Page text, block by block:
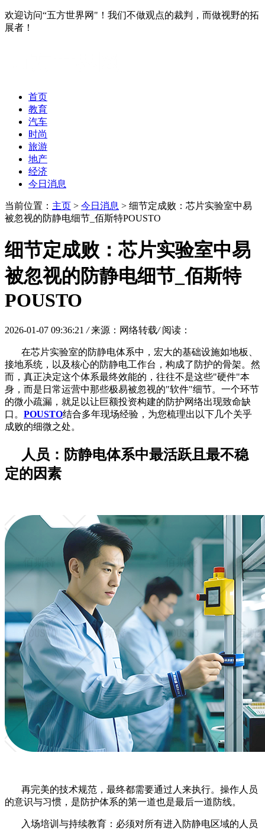
欢迎访问“五方世界网"！我们不做观点的裁判，而做视野的拓
展者！
首页
教育
汽车
时尚
旅游
地产
经济
今日消息
当前位置： 主页 > 今日消息 > 细节定成败：芯片实验室中易
被忽视的防静电细节_佰斯特POUSTO
细节定成败：芯片实验室中易
被忽视的防静电细节_佰斯特
POUSTO
2026-01-07 09:36:21 / 来源：网络转载/ 阅读：
在芯片实验室的防静电体系中，宏大的基础设施如地板、
接地系统，以及核心的防静电工作台，构成了防护的骨架。然
而，真正决定这个体系最终效能的，往往不是这些"硬件"本
身，而是日常运营中那些极易被忽视的"软件"细节。一个环节
的微小疏漏，就足以让巨额投资构建的防护网络出现致命缺
口。 POUSTO结合多年现场经验，为您梳理出以下几个关乎
成败的细微之处。
人员：防静电体系中最活跃且最不稳
定的因素
再完美的技术规范，最终都需要通过人来执行。操作人员
的意识与习惯，是防护体系的第一道也是最后一道防线。
入场培训与持续教育：必须对所有进入防静电区域的人员